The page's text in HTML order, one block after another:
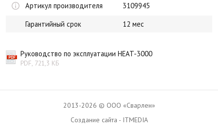
Артикул производителя
3109945
Гарантийный срок
12 мес
Руководство по эксплуатации HEAT-3000
PDF, 721,3 КБ
2013-2026 © ООО «Сварлен»
Создание сайта - ITMEDIA